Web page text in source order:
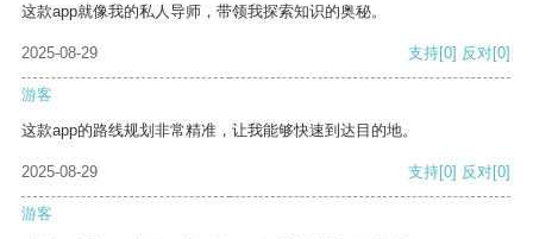
这款app就像我的私人导师，带领我探索知识的奥秘。
2025-08-29 支持[0] 反对[0]
游客
这款app的路线规划非常精准，让我能够快速到达目的地。
2025-08-29 支持[0] 反对[0]
游客